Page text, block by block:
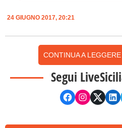
24 GIUGNO 2017, 20:21
CONTINUA A
Segui